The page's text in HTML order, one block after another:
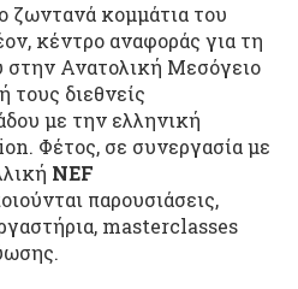
ζωντανά κομμάτια του
κέντρο αναφοράς για τη
στην Ανατολική Μεσόγειο
διεθνείς
με την ελληνική
Φέτος, σε συνεργασία με
NEF
παρουσιάσεις,
masterclasses